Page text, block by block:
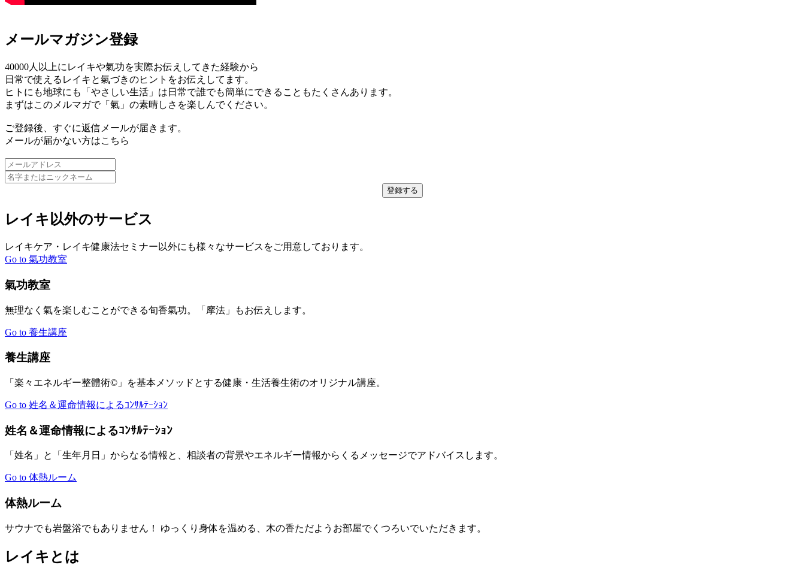
メールマガジン登録
40000人以上にレイキや氣功を実際お伝えしてきた経験から
日常で使えるレイキと氣づきのヒントをお伝えしてます。
ヒトにも地球にも「やさしい生活」は日常で誰でも簡単にできることもたくさんあります。
まずはこのメルマガで「氣」の素晴しさを楽しんでください。
ご登録後、すぐに返信メールが届きます。
メールが届かない方はこちら
登録する
レイキ以外のサービス
レイキケア・レイキ健康法セミナー以外にも様々なサービスをご用意しております。
Go to 氣功教室
氣功教室
無理なく氣を楽しむことができる旬香氣功。「摩法」もお伝えします。
Go to 養生講座
養生講座
「楽々エネルギー整體術©」を基本メソッドとする健康・生活養生術のオリジナル講座。
Go to 姓名＆運命情報によるｺﾝｻﾙﾃｰｼｮﾝ
姓名＆運命情報によるｺﾝｻﾙﾃｰｼｮﾝ
「姓名」と「生年月日」からなる情報と、相談者の背景やエネルギー情報からくるメッセージでアドバイスします。
Go to 体熱ルーム
体熱ルーム
サウナでも岩盤浴でもありません！ ゆっくり身体を温める、木の香ただようお部屋でくつろいでいただきます。
レイキとは